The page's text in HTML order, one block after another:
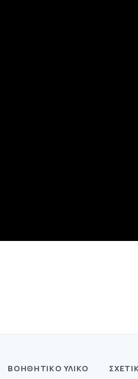
ΒΟΗΘΗΤΙΚΌ ΥΛΙΚΌ